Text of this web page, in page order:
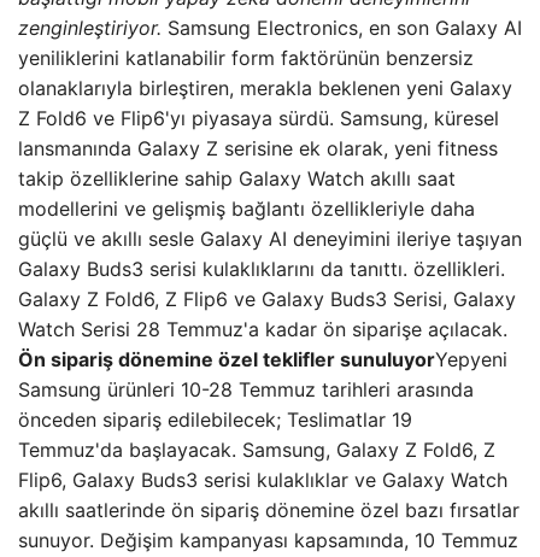
zenginleştiriyor. Samsung Electronics, en son Galaxy AI
yeniliklerini katlanabilir form faktörünün benzersiz
olanaklarıyla birleştiren, merakla beklenen yeni Galaxy
Z Fold6 ve Flip6'yı piyasaya sürdü. Samsung, küresel
lansmanında Galaxy Z serisine ek olarak, yeni fitness
takip özelliklerine sahip Galaxy Watch akıllı saat
modellerini ve gelişmiş bağlantı özellikleriyle daha
güçlü ve akıllı sesle Galaxy AI deneyimini ileriye taşıyan
Galaxy Buds3 serisi kulaklıklarını da tanıttı. özellikleri.
Galaxy Z Fold6, Z Flip6 ve Galaxy Buds3 Serisi, Galaxy
Watch Serisi 28 Temmuz'a kadar ön siparişe açılacak.
Ön sipariş dönemine özel teklifler sunuluyorYepyeni
Samsung ürünleri 10-28 Temmuz tarihleri ​​arasında
önceden sipariş edilebilecek; Teslimatlar 19
Temmuz'da başlayacak. Samsung, Galaxy Z Fold6, Z
Flip6, Galaxy Buds3 serisi kulaklıklar ve Galaxy Watch
akıllı saatlerinde ön sipariş dönemine özel bazı fırsatlar
sunuyor. Değişim kampanyası kapsamında, 10 Temmuz